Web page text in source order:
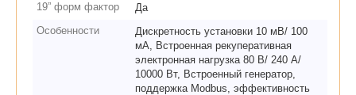
19” форм фактор
Да
Особенности
Дискретность установки 10 мВ/ 100
мА, Встроенная рекуперативная
электронная нагрузка 80 В/ 240 А/
10000 Вт, Встроенный генератор,
поддержка Modbus, эффективность